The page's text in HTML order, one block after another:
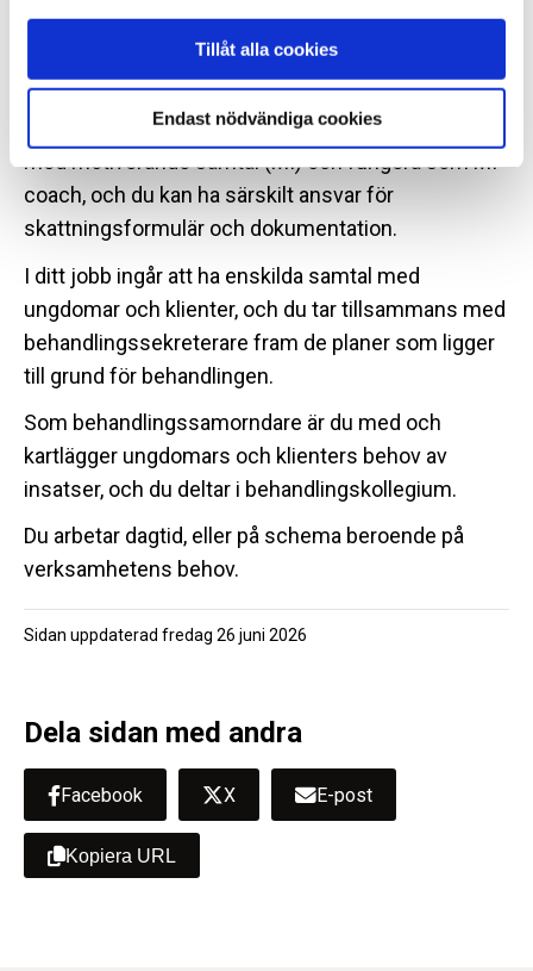
Tillåt alla cookies
Endast nödvändiga cookies
Behandlingssamordnare
Som behandlingssamordnare planerar, genomför
och följer du upp programverksamheten på din
institution. Du kan vara ansvarig för hur ni arbetar
med motiverande samtal (MI) och fungera som MI-
coach, och du kan ha särskilt ansvar för
skattningsformulär och dokumentation.
I ditt jobb ingår att ha enskilda samtal med
ungdomar och klienter, och du tar tillsammans med
behandlingssekreterare fram de planer som ligger
till grund för behandlingen.
Som behandlingssamorndare är du med och
kartlägger ungdomars och klienters behov av
insatser, och du deltar i behandlingskollegium.
Du arbetar dagtid, eller på schema beroende på
verksamhetens behov.
Sidan uppdaterad fredag 26 juni 2026
Dela sidan med andra
Facebook X E-post
Kopiera URL